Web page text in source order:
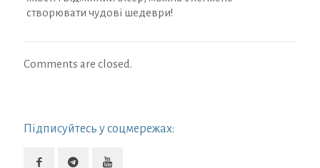
створювати чудові шедеври!
Comments are closed.
Підписуйтесь у соцмережах: